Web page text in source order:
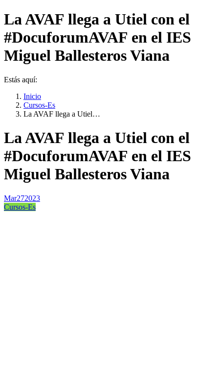
La AVAF llega a Utiel con el
#DocuforumAVAF en el IES
Miguel Ballesteros Viana
Estás aquí:
Inicio
Cursos-Es
La AVAF llega a Utiel…
La AVAF llega a Utiel con el
#DocuforumAVAF en el IES
Miguel Ballesteros Viana
Mar272023
Cursos-Es